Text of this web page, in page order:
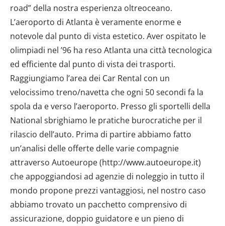
road” della nostra esperienza oltreoceano.
L’aeroporto di Atlanta è veramente enorme e
notevole dal punto di vista estetico. Aver ospitato le
olimpiadi nel ’96 ha reso Atlanta una città tecnologica
ed efficiente dal punto di vista dei trasporti.
Raggiungiamo l’area dei Car Rental con un
velocissimo treno/navetta che ogni 50 secondi fa la
spola da e verso l’aeroporto. Presso gli sportelli della
National sbrighiamo le pratiche burocratiche per il
rilascio dell’auto. Prima di partire abbiamo fatto
un’analisi delle offerte delle varie compagnie
attraverso Autoeurope (http://www.autoeurope.it)
che appoggiandosi ad agenzie di noleggio in tutto il
mondo propone prezzi vantaggiosi, nel nostro caso
abbiamo trovato un pacchetto comprensivo di
assicurazione, doppio guidatore e un pieno di